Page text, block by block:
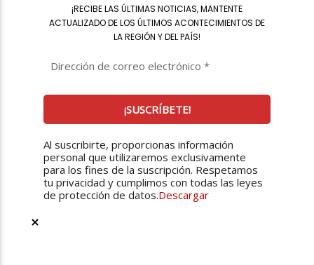
¡RECIBE LAS ÚLTIMAS NOTICIAS, MANTENTE
ACTUALIZADO DE LOS ÚLTIMOS ACONTECIMIENTOS DE
LA REGIÓN Y DEL PAÍS!
Al suscribirte, proporcionas información
personal que utilizaremos exclusivamente
para los fines de la suscripción. Respetamos
tu privacidad y cumplimos con todas las leyes
de protección de datos.Descargar